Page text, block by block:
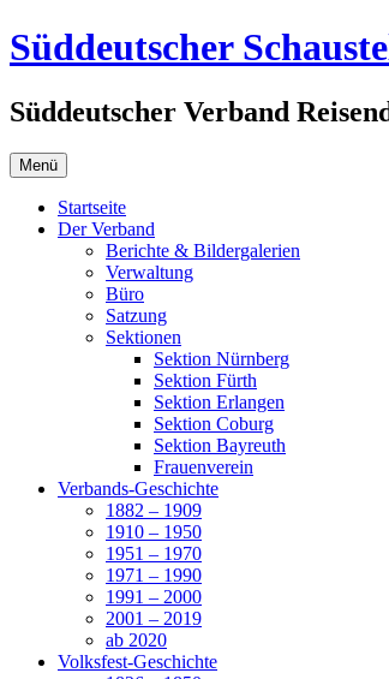
Zum
Inhalt
Süddeutscher
Süddeutscher Verband
Menü
Startseite
Der Verband
Berichte & Bildergalerien
Verwaltung
Büro
Satzung
Sektionen
Sektion Nürnberg
Sektion Fürth
Sektion Erlangen
Sektion Coburg
Sektion Bayreuth
Frauenverein
Verbands-Geschichte
1882 – 1909
1910 – 1950
1951 – 1970
1971 – 1990
1991 – 2000
2001 – 2019
ab 2020
Volksfest-Geschichte